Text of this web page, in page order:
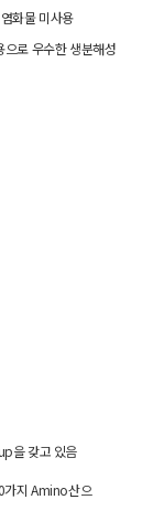
화물 미사용
으로 우수한 생분해성
을 갖고 있음
가지 Amino산으